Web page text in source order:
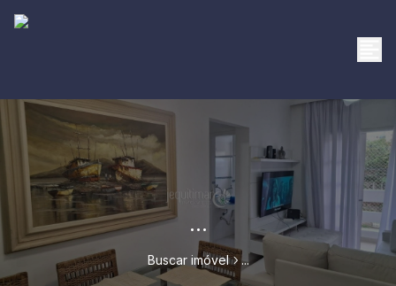
...
Buscar imóvel ...